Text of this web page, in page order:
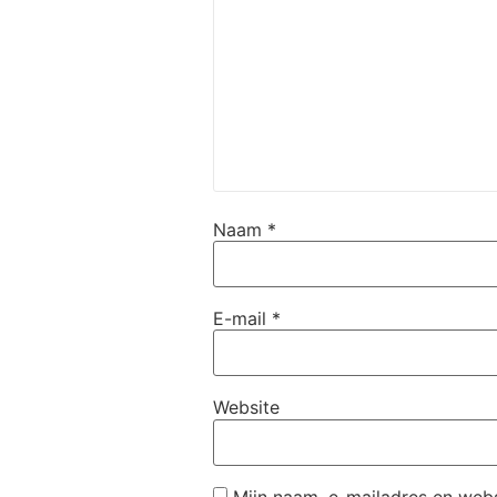
Naam *
E-mail *
Website